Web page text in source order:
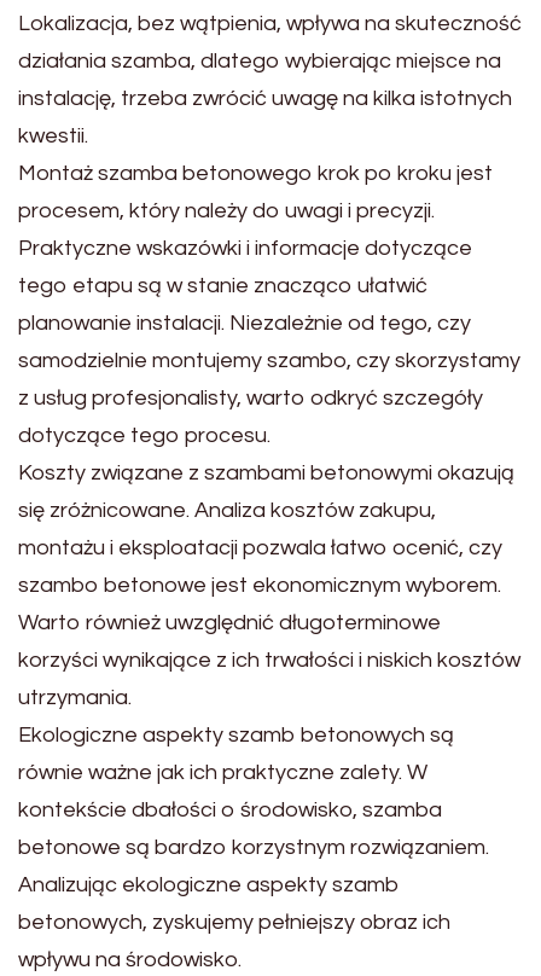
Lokalizacja, bez wątpienia, wpływa na skuteczność
działania szamba, dlatego wybierając miejsce na
instalację, trzeba zwrócić uwagę na kilka istotnych
kwestii.
Montaż szamba betonowego krok po kroku jest
procesem, który należy do uwagi i precyzji.
Praktyczne wskazówki i informacje dotyczące
tego etapu są w stanie znacząco ułatwić
planowanie instalacji. Niezależnie od tego, czy
samodzielnie montujemy szambo, czy skorzystamy
z usług profesjonalisty, warto odkryć szczegóły
dotyczące tego procesu.
Koszty związane z szambami betonowymi okazują
się zróżnicowane. Analiza kosztów zakupu,
montażu i eksploatacji pozwala łatwo ocenić, czy
szambo betonowe jest ekonomicznym wyborem.
Warto również uwzględnić długoterminowe
korzyści wynikające z ich trwałości i niskich kosztów
utrzymania.
Ekologiczne aspekty szamb betonowych są
równie ważne jak ich praktyczne zalety. W
kontekście dbałości o środowisko, szamba
betonowe są bardzo korzystnym rozwiązaniem.
Analizując ekologiczne aspekty szamb
betonowych, zyskujemy pełniejszy obraz ich
wpływu na środowisko.